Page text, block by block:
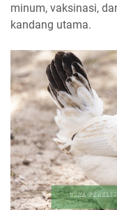
minum, vaksinasi,
kandang utama.